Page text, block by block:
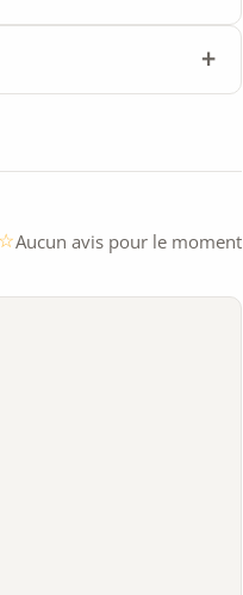
Aucun avis pour le moment